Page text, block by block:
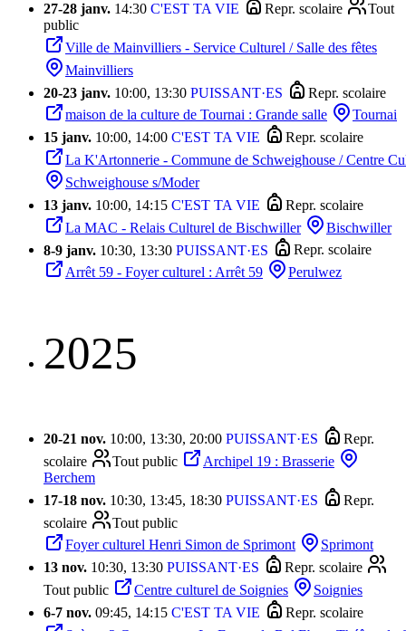
27-28 janv. 14:30 C'EST TA VIE Repr. scolaire
Tout
public
Ville de Mainvilliers - Service Culturel / Salle des fêtes
Mainvilliers
20-23 janv. 10:00, 13:30 PUISSANT·ES
Repr. scolaire
maison de la culture de Tournai : Grande salle
Tournai
15 janv. 10:00, 14:00 C'EST TA VIE
Repr. scolaire
La K'Artonnerie - Commune de Schweighouse / Centre
Schweighouse s/Moder
13 janv. 10:00, 14:15 C'EST TA VIE
Repr. scolaire
La MAC - Relais Culturel de Bischwiller
Bischwiller
8-9 janv. 10:30, 13:30 PUISSANT·ES
Repr. scolaire
Arrêt 59 - Foyer culturel : Arrêt 59
Perulwez
2025
20-21 nov. 10:00, 13:30, 20:00 PUISSANT·ES
Repr.
scolaire
Tout public
Archipel 19 : Brasserie
Berchem
17-18 nov. 10:30, 13:45, 18:30 PUISSANT·ES
Repr.
scolaire
Tout public
Foyer culturel Henri Simon de Sprimont
Sprimont
13 nov. 10:30, 13:30 PUISSANT·ES
Repr. scolaire
Tout public
Centre culturel de Soignies
Soignies
6-7 nov. 09:45, 14:15 C'EST TA VIE
Repr. scolaire